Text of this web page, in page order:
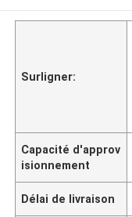
Surligner:
Capacité d'approv
isionnement
Délai de livraison